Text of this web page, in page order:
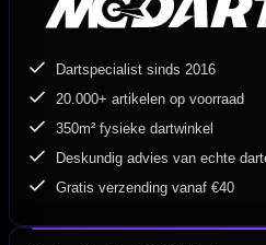
Dartspecialist sinds 2016
20.000+ artikelen op voorraad
350m² fysieke dartwinkel
Deskundig advies van echte
Gratis verzending vanaf €40